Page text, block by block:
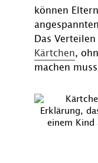
können
Das
Kärtchen,
machen